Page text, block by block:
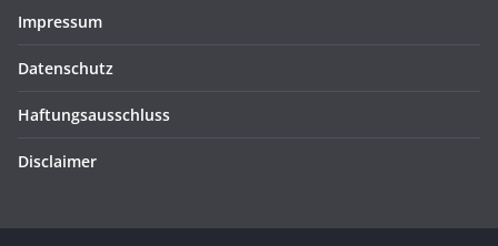
Impressum
Datenschutz
Haftungsausschluss
Disclaimer